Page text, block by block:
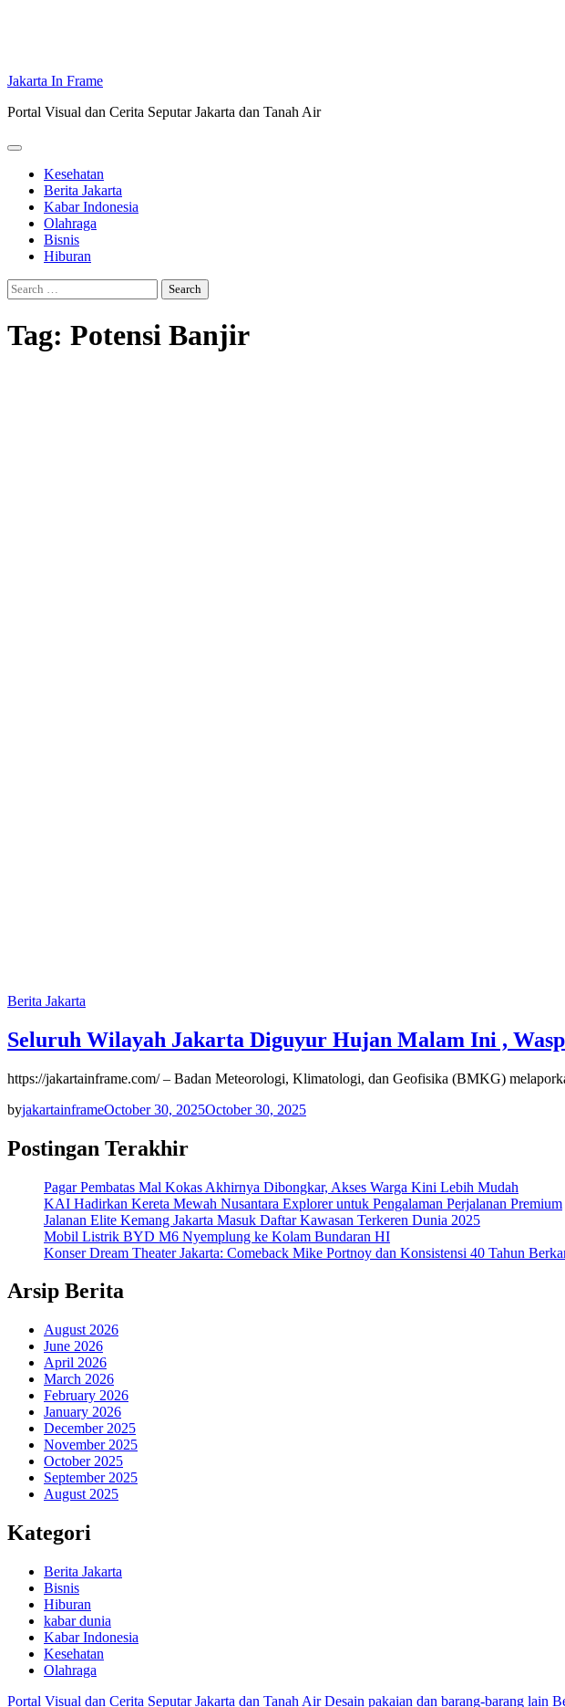
Jakarta In Frame
Portal Visual dan Cerita Seputar Jakarta dan Tanah Air
Kesehatan
Berita Jakarta
Kabar Indonesia
Olahraga
Bisnis
Hiburan
Search
for:
Tag: Potensi Banjir
Berita Jakarta
Seluruh Wilayah Jakarta Diguyur Hujan Malam Ini ,
https://jakartainframe.com/ – Badan Meteorologi, Klimatologi, dan Geofisika (BMKG)
byjakartainframeOctober 30, 2025October 30, 2025
Postingan Terakhir
Pagar Pembatas Mal Kokas Akhirnya Dibongkar, Akses Warga Kini Lebih Mudah
KAI Hadirkan Kereta Mewah Nusantara Explorer untuk Pengalaman Perjalanan Premium
Jalanan Elite Kemang Jakarta Masuk Daftar Kawasan Terkeren Dunia 2025
Mobil Listrik BYD M6 Nyemplung ke Kolam Bundaran HI
Konser Dream Theater Jakarta: Comeback Mike Portnoy dan Konsistensi 40 Tahun
Arsip Berita
August 2026
June 2026
April 2026
March 2026
February 2026
January 2026
December 2025
November 2025
October 2025
September 2025
August 2025
Kategori
Berita Jakarta
Bisnis
Hiburan
kabar dunia
Kabar Indonesia
Kesehatan
Olahraga
Portal Visual dan Cerita Seputar Jakarta dan Tanah Air Desain pakaian dan barang-barang lain